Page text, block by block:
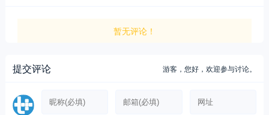
暂无评论！
提交评论 游客，您好，欢迎参与讨论。